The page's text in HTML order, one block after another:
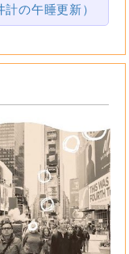
計の午睡更新）